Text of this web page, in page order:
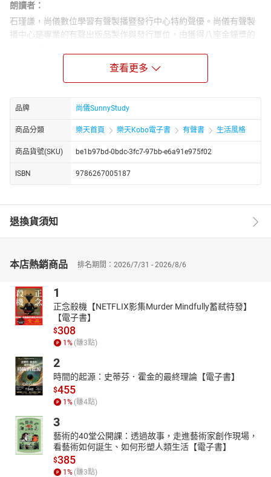
朗讀者：
石瑾謙，尚儀數位學習有聲製播暨發行中心特約聲優。尚儀有聲製
播中心是專業的有聲出版品製作與發行單位，由獲得八座金鐘獎的
從國外流行到台灣的綠拿鐵，不僅能促進體內環保，還能養顏美
使用台灣易取得食材、簡單的調理方法，改善各種肌膚問題，擁有
美白、淡斑、排毒、抗老一杯搞定！
‧保濕養顏：檸檬茭白香瓜汁、芹菜汁
‧美白淡斑：甜菜根蘋果汁、橘芹花椰汁
‧抗老除皺：芹菜胡蘿蔔蘋果汁、葡萄覆盆子紫高麗菜汁
有降血壓、降血脂的作用，其根、莖、葉、籽都可以作為藥用，故
有「藥芹」「廚房裡的藥物」之稱。
熱量低，富含鐵質、維生素和礦物質，既能抗炎症，又能幫助去除
內毒素，讓肌膚變健康。
★葡萄柚
熱量低、纖維高，可說是「減肥聖品」，加上醣類相對偏低，食用
後可以穩定血糖、增加飽足感，很適合需控制血糖的民眾服用。
有豐富的抗氧化物質，β胡蘿蔔素、維生素C等。β胡蘿蔔素有治療
光過敏性疾病以及皮膚癌的效果，而維生素C則能增強細胞抗防曬的
能力，預防黑斑、減少皮膚黑色素的形成，幫助皮膚美白、防止老
每日一杯，滿足美白、排毒、抗老等各種需求。
輕鬆做出好喝的綠拿鐵，滿足一天的活力來源！
本書特色：
‧最簡單的綠拿鐵食譜，只要切一切丟進果汁機就好！
查看更多
品牌 尚儀SunnyStudy
商品分類 樂天首頁 樂天Kobo電子書 有聲書 生活風格
商品貨號(SKU) be1b97bd-0bdc-3fc7-97bb-e6a91e975f02
ISBN 9786267005187
退換貨須知
本店熱銷商品 排名期間：2026/7/31 - 2026/8/6
1
正念殺機【NETFLIX影集Murder Mindfully蓄弒待發】
【電子書】
$308
1 % (賺3點)
2
時間的起源：史蒂芬．霍金的最終理論【電子書】
$455
1 % (賺4點)
3
藝術的40堂公開課：透過故事，走進藝術家創作現場，
看藝術如何誕生、如何形塑人類生活【電子書】
$385
1 % (賺3點)